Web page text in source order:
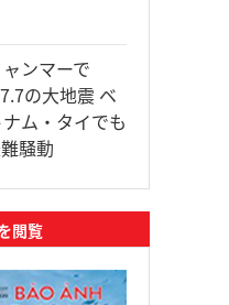
ャンマーで
の大地震 ベ
ナム・タイでも
騒動
閲覧